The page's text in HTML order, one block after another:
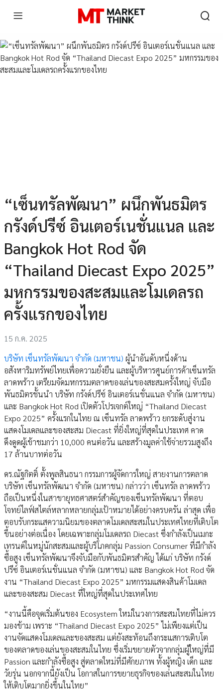
“เซ็นทรัลพัฒนา” ผนึกพันธมิตร
กรังด์ปรีซ์ อินเตอร์เนชั่นแนล และ
Bangkok Hot Rod จัด
“Thailand Diecast Expo 2025”
มหกรรมของสะสมและโมเดลรถ
ครั้งแรกของไทย
15 ก.ค. 2025
บริษัท เซ็นทรัลพัฒนา จำกัด (มหาชน) ผู้นำอันดับหนึ่งด้าน
อสังหาริมทรัพย์ไทยเพื่อความยั่งยืน และผู้บริหารศูนย์การค้าเซ็นทรัล
ลาดพร้าว เตรียมจัดมหกรรมตลาดของเล่นของสะสมครั้งใหญ่ จับมือ
พันธมิตรชั้นนำ บริษัท กรังด์ปรีซ์ อินเตอร์เนชั่นแนล จำกัด (มหาชน)
และ Bangkok Hot Rod เปิดตัวโปรเจกต์ใหญ่ “Thailand Diecast
Expo 2025” ครั้งแรกในไทย ณ เซ็นทรัล ลาดพร้าว ยกระดับสู่งาน
แสดงโมเดลและของสะสม Diecast ที่ยิ่งใหญ่ที่สุดในประเทศ คาด
ดึงดูดผู้เข้าชมกว่า 10,000 คนต่อวัน และสร้างมูลค่าใช้จ่ายรวมสูงถึง
17 ล้านบาทต่อวัน
ดร.ณัฐกิตติ์ ตั้งพูลสินธนา กรรมการผู้จัดการใหญ่ สายงานการตลาด
บริษัท เซ็นทรัลพัฒนา จำกัด (มหาชน) กล่าวว่า เซ็นทรัล ลาดพร้าว
ถือเป็นหนึ่งในสาขายุทธศาสตร์สำคัญของเซ็นทรัลพัฒนา ที่ตอบ
โจทย์ไลฟ์สไตล์หลากหลายกลุ่มเป้าหมายได้อย่างครบครัน ล่าสุด เพื่อ
ตอบรับกระแสความนิยมของตลาดโมเดลสะสมในประเทศไทยที่เติบโต
ขึ้นอย่างต่อเนื่อง โดยเฉพาะกลุ่มโมเดลรถ Diecast ซึ่งกำลังเป็นเมกะ
เทรนด์ในหมู่นักสะสมและผู้บริโภคกลุ่ม Passion Consumer ที่มีกำลัง
ซื้อสูง เซ็นทรัลพัฒนาจึงจับมือกับพันธมิตรสำคัญ ได้แก่ บริษัท กรังด์
ปรีซ์ อินเตอร์เนชั่นแนล จำกัด (มหาชน) และ Bangkok Hot Rod จัด
งาน “Thailand Diecast Expo 2025” มหกรรมแสดงสินค้าโมเดล
และของสะสม Diecast ที่ใหญ่ที่สุดในประเทศไทย
“งานนี้คือจุดเริ่มต้นของ Ecosystem ใหม่ในวงการสะสมไทยที่ไม่ควร
มองข้าม เพราะ “Thailand Diecast Expo 2025” ไม่เพียงแต่เป็น
งานจัดแสดงโมเดลและของสะสม แต่ยังสะท้อนถึงกระแสการเติบโต
ของตลาดของเล่นของสะสมในไทย ซึ่งเริ่มขยายตัวจากกลุ่มผู้ใหญ่ที่มี
Passion และกำลังซื้อสูง สู่ตลาดใหม่ที่มีศักยภาพ ทั้งผู้หญิง เด็ก และ
วัยรุ่น นอกจากนี้ยังเป็น โอกาสในการขยายธุรกิจของเล่นสะสมในไทย
ให้เติบโตมากยิ่งขึ้นในไทย”